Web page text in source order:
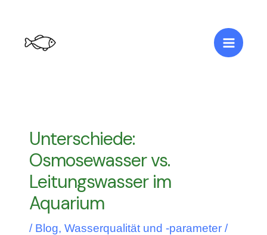
springen
Main
Menu
Unterschiede:
Osmosewasser vs.
Leitungswasser im
Aquarium
/ Blog,Wasserqualität und -parameter /
navigation